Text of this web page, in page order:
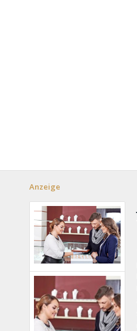
Anzeige